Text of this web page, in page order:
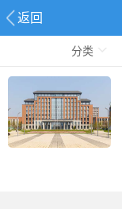
返回
分类